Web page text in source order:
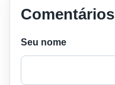
Comentários
Seu nome